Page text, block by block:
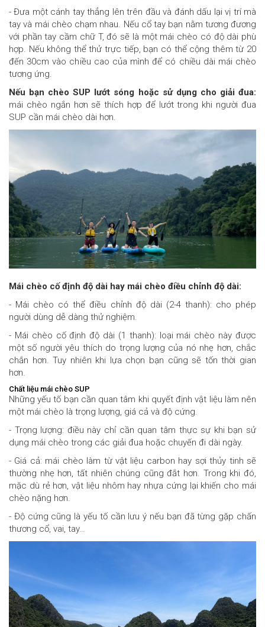
- Đưa một cánh tay thẳng lên trên đầu và đánh dấu lại vị trí mà
tay và mái chèo chạm nhau. Nếu cổ tay bạn nằm tương đương
với phần tay cầm chữ T, đó sẽ là một mái chèo có độ dài phù
hợp. Nếu không thể thử trực tiếp, bạn có thể cộng thêm từ 20
đến 30cm vào chiều cao của mình để có chiều dài mái chèo
tương ứng.
Nếu bạn chèo SUP lướt sóng hoặc sử dụng cho giải đua:
mái chèo ngắn hơn sẽ thích hợp để lướt trong khi người đua
SUP cần mái chèo dài hơn.
Mái chèo cố định độ dài hay mái chèo điều chỉnh độ dài:
- Mái chèo có thể điều chỉnh độ dài (2-4 thanh): cho phép
người dùng dễ dàng thử nghiệm.
- Mái chèo cố định độ dài (1 thanh): loại mái chèo này được
một số người yêu thích do trọng lượng của nó nhẹ hơn, chắc
chắn hơn. Tuy nhiên khi lựa chọn bạn cũng sẽ tốn thời gian
hơn.
Chất liệu mái chèo SUP
Những yếu tố bạn cần quan tâm khi quyết định vật liệu làm nên
một mái chèo là trọng lượng, giá cả và độ cứng.
- Trọng lượng: điều này chỉ cần quan tâm thực sự khi bạn sử
dụng mái chèo trong các giải đua hoặc chuyến đi dài ngày.
- Giá cả: mái chèo làm từ vật liệu carbon hay sợi thủy tinh sẽ
thường nhẹ hơn, tất nhiên chúng cũng đắt hơn. Trong khi đó,
mặc dù rẻ hơn, vật liệu nhôm hay nhựa cứng lại khiến cho mái
chèo nặng hơn.
- Độ cứng cũng là yếu tố cần lưu ý nếu bạn đã từng gặp chấn
thương cổ, vai, tay…